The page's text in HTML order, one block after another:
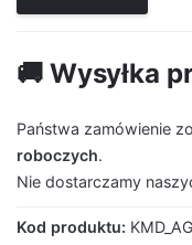
🚚 Wysyłka
Państwa zamówienie
roboczych.
Nie dostarczamy
Kod produktu: